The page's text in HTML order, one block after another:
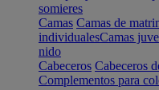
somieres
Camas Camas de
individualesCamas
nido
Cabeceros Cabeceros
Complementos para